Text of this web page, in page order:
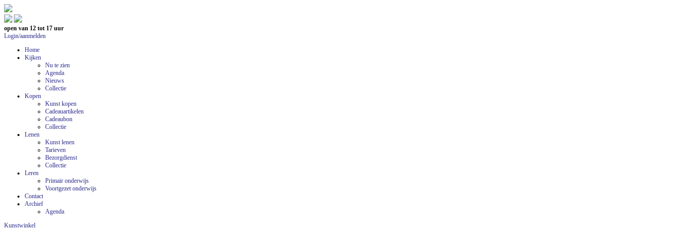
open van 12 tot 17 uur
Login/aanmelden
Home
Kijken
Nu te zien
Agenda
Nieuws
Collectie
Kopen
Kunst kopen
Cadeauartikelen
Cadeaubon
Collectie
Lenen
Kunst lenen
Tarieven
Bezorgdienst
Collectie
Leren
Primair onderwijs
Voortgezet onderwijs
Contact
Archief
Agenda
Kunstwinkel